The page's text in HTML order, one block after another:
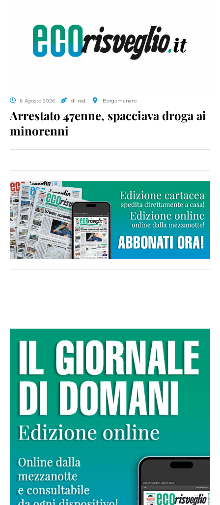
6 Agosto 2026 di red. Borgomanero
Arrestato 47enne, spacciava droga ai
minorenni